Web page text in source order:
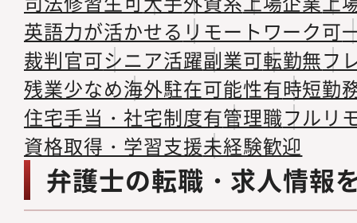
英語力が活かせる リモートワーク可
裁判官可シニア活躍副業可転勤無フ
残業少なめ海外駐在可能性有時短勤
住宅手当・社宅制度有管理職フルリ
資格取得・学習支援未経験歓迎
弁護士の転職・求人情報